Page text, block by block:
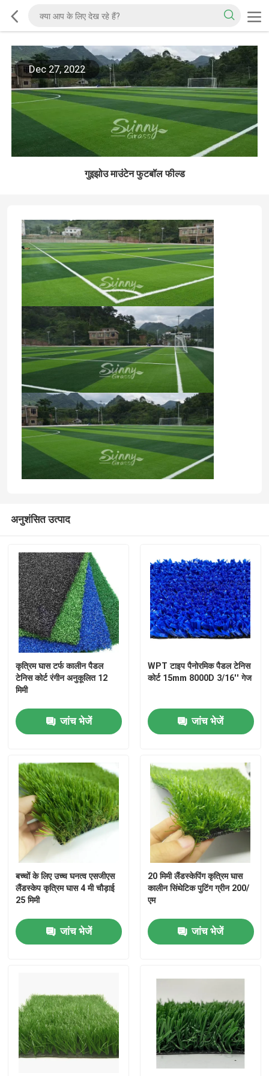
Dec 27, 2022
गुइझोउ माउंटेन फुटबॉल फील्ड
अनुशंसित उत्पाद
कृत्रिम घास टर्फ कालीन पैडल
टेनिस कोर्ट रंगीन अनुकूलित 12
मिमी
जांच भेजें
WPT टाइप पैनोरमिक पैडल टेनिस
कोर्ट 15mm 8000D 3/16'' गेज
जांच भेजें
बच्चों के लिए उच्च घनत्व एसजीएस
लैंडस्केप कृत्रिम घास 4 मी चौड़ाई
25 मिमी
जांच भेजें
20 मिमी लैंडस्केपिंग कृत्रिम घास
कालीन सिंथेटिक पुटिंग ग्रीन 200/
एम
जांच भेजें